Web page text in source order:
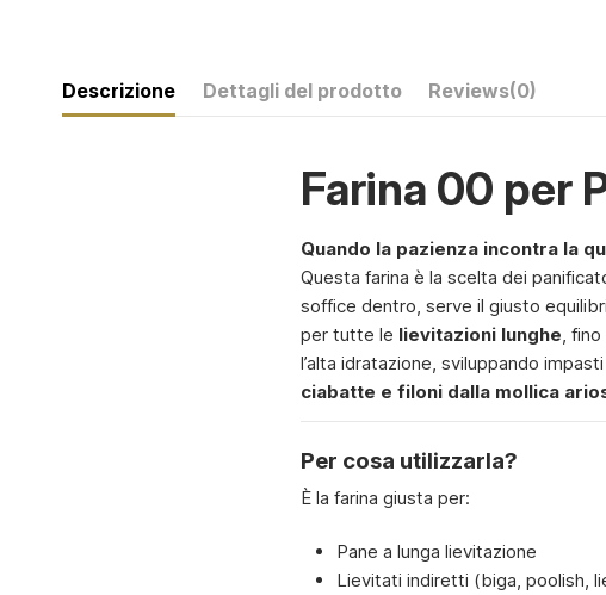
Descrizione Dettagli del prodotto Reviews(0)
Farina 00 per
Quando la pazienza incontra la
Questa farina è la scelta dei
soffice dentro, serve il giusto
per tutte le lievitazioni lunghe,
l’alta idratazione, sviluppando
ciabatte e filoni dalla mollica
Per cosa utilizzarla?
È la farina giusta per:
Pane a lunga lievitazione
Lievitati indiretti (biga, poolish,